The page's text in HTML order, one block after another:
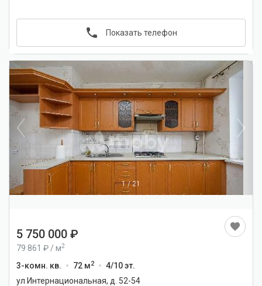
Показать телефон
1/21
5 750 000
79 861 / м2
3-комн. кв. 72 м2
4/10 эт.
ул Интернациональная, д. 52-54